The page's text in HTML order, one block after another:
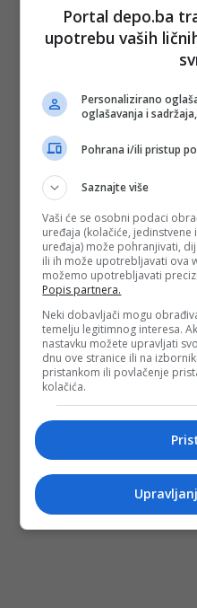
pratite putem
Portal depo.ba
upotrebu vaših
Personalizirano
oglašavanja i
Pohrana i/ili pristup
Saznajte više
Vaši će se osobni podaci
uređaja (kolačiće,
uređaja) može pohranjivati,
ili ih može upotrebljavati ova
možemo upotrebljavati
Popis partnera.
Neki dobavljači mogu
temelju legitimnog interesa.
nastavku možete upravljati
dnu ove stranice ili na
pristankom ili povlačenje
kolačića.